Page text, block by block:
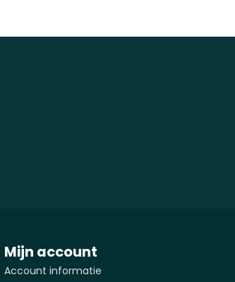
Mijn account
Account informatie